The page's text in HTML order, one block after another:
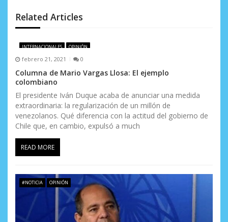
e
e
n
t
r
a
d
a
s
Related Articles
INTERNACIONALES OPINIÓN
febrero 21, 2021 0
Columna de Mario Vargas Llosa: El ejemplo
colombiano
El presidente Iván Duque acaba de anunciar una medida
extraordinaria: la regularización de un millón de
venezolanos. Qué diferencia con la actitud del gobierno de
Chile que, en cambio, expulsó a much
READ MORE
#NOTICIA OPINIÓN